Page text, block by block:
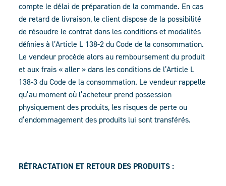
compte le délai de préparation de la commande. En cas
de retard de livraison, le client dispose de la possibilité
de résoudre le contrat dans les conditions et modalités
définies à l’Article L 138-2 du Code de la consommation.
Le vendeur procède alors au remboursement du produit
et aux frais « aller » dans les conditions de l’Article L
138-3 du Code de la consommation. Le vendeur rappelle
qu’au moment où l’acheteur prend possession
physiquement des produits, les risques de perte ou
d’endommagement des produits lui sont transférés.
RÉTRACTATION ET RETOUR DES PRODUITS :